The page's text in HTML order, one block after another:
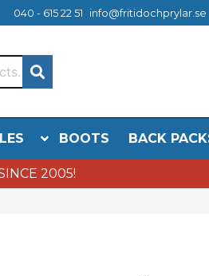
040 - 615 22 51 info@fritidochprylar.se
BOOTS BACK
2005!